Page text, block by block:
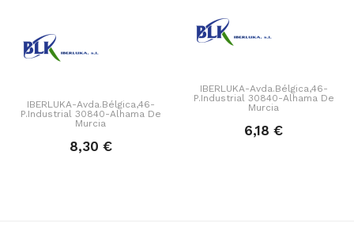
IBERLUKA-Avda.Bélgica,46-
P.Industrial 30840-Alhama De
Murcia
8,30 €
IBERLUKA-Avda.Bélgica,46-
P.Industrial 30840-Alhama De
Murcia
6,18 €